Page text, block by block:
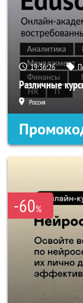
19:36:25
Различные
Россия
-60%